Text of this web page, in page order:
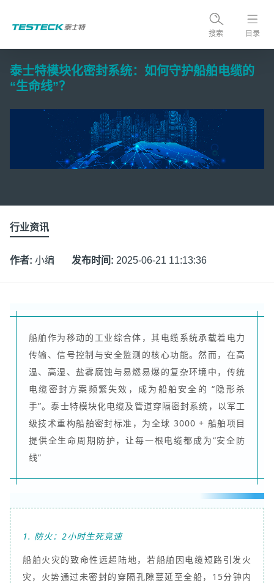
搜索 目录
泰士特模块化密封系统：如何守护船舶电缆的
“生命线”？
行业资讯
作者: 小编 发布时间: 2025-06-21 11:13:36
船舶作为移动的工业综合体，其电缆系统承载着电力
传输、信号控制与安全监测的核心功能。然而，在高
温、高湿、盐雾腐蚀与易燃易爆的复杂环境中，传统
电缆密封方案频繁失效，成为船舶安全的 “隐形杀
手”。泰士特模块化电缆及管道穿隔密封系统，以军工
级技术重构船舶密封标准，为全球 3000 + 船舶项目
提供全生命周期防护，让每一根电缆都成为“安全防
线”
1. 防火：2小时生死竞速
船舶火灾的致命性远超陆地，若船舶因电缆短路引发火
灾，火势通过未密封的穿隔孔隙蔓延至全船，15分钟内